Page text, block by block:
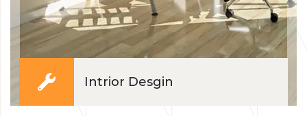
Intrior Desgin